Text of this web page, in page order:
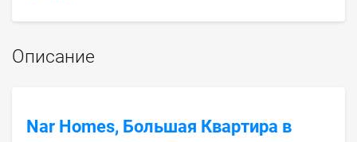
Описание
Nar Homes, Большая Квартира в